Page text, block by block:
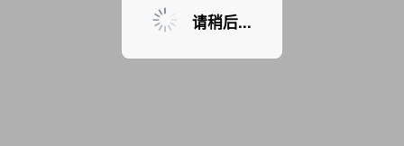
暂无课程，敬请期待
请稍后...